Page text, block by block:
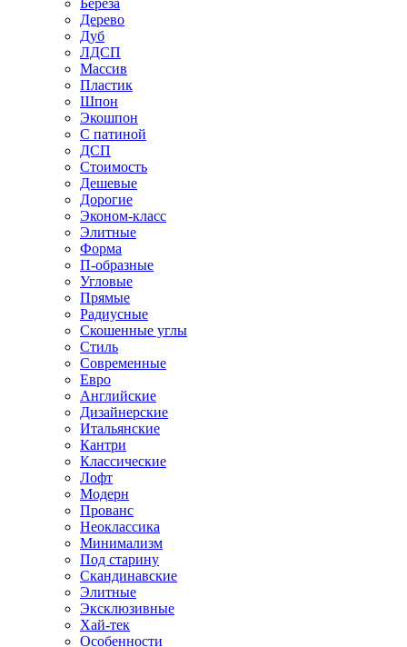
Береза
Дерево
Дуб
ЛДСП
Массив
Пластик
Шпон
Экошпон
С патиной
ДСП
Стоимость
Дешевые
Дорогие
Эконом-класс
Элитные
Форма
П-образные
Угловые
Прямые
Радиусные
Скошенные углы
Стиль
Современные
Евро
Английские
Дизайнерские
Итальянские
Кантри
Классические
Лофт
Модерн
Прованс
Неоклассика
Минимализм
Под старину
Скандинавские
Элитные
Эксклюзивные
Хай-тек
Особенности